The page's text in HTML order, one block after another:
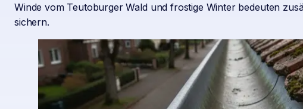
Winde vom Teutoburger Wald und frostige Winter bedeuten
sichern.